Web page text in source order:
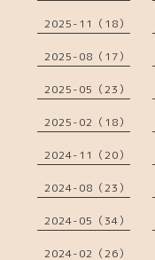
2025-11（18）
2025-08（17）
2025-05（23）
2025-02（18）
2024-11（20）
2024-08（23）
2024-05（34）
2024-02（26）